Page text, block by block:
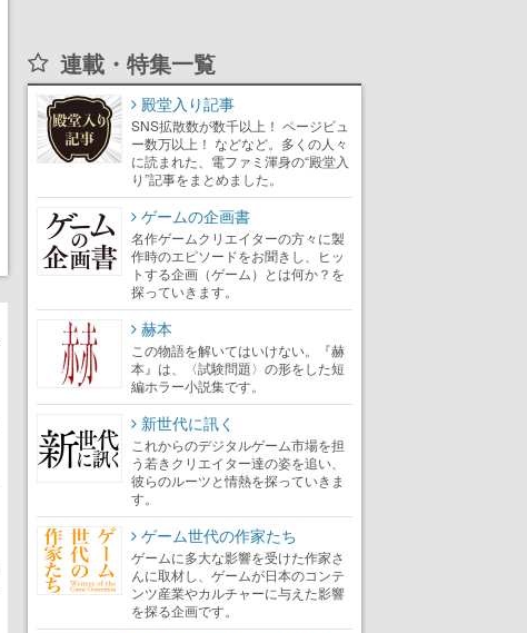
連載・特集一覧
殿堂入り記事
SNS拡散数が数千以上！ ページビュ
ー数万以上！ などなど。多くの人々
に読まれた、電ファミ渾身の“殿堂入
り”記事をまとめました。
ゲームの企画書
名作ゲームクリエイターの方々に製
作時のエピソードをお聞きし、ヒッ
トする企画（ゲーム）とは何か？を
探っていきます。
赫本
この物語を解いてはいけない。『赫
本』は、〈試験問題〉の形をした短
編ホラー小説集です。
新世代に訊く
これからのデジタルゲーム市場を担
う若きクリエイター達の姿を追い、
彼らのルーツと情熱を探っていきま
す。
ゲーム世代の作家たち
ゲームに多大な影響を受けた作家さ
んに取材し、ゲームが日本のコンテ
ンツ産業やカルチャーに与えた影響
を探る企画です。